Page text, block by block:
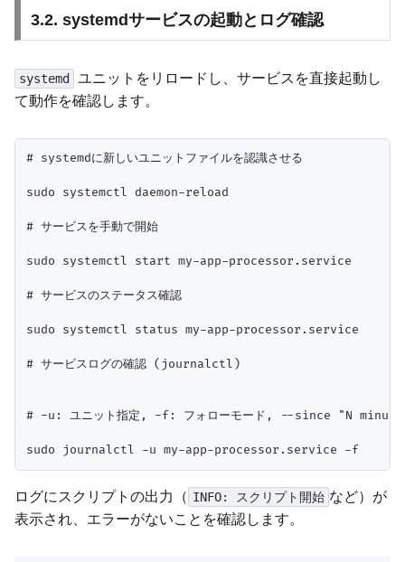
3.2. systemdサービスの起動とログ確認
systemd
ユニットをリロードし、サービスを直接起動し
て動作を確認します。
# systemdに新しいユニットファイルを認識させる
sudo systemctl daemon-reload
# サービスを手動で開始
sudo systemctl start my-app-processor.service
# サービスのステータス確認
sudo systemctl status my-app-processor.service
# サービスログの確認 (journalctl)
# -u: ユニット指定, -f: フォローモード, --since "N minutes
ログにスクリプトの出力（ INFO: スクリプト開始 など）が
表示され、エラーがないことを確認します。